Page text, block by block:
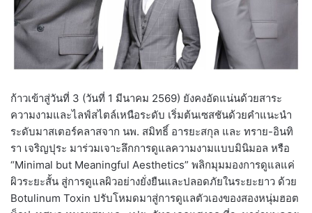
ก้าวเข้าสู่วันที่ 3 (วันที่ 1 มีนาคม 2569) ยังคงอัดแน่นด้วยสาระ
ความงามและไลฟ์สไตล์เหนือระดับ เริ่มต้นเซสชันด้วยคำแนะนำ
ระดับมาสเตอร์คลาสจาก นพ. สมิทธิ์ อารยะสกุล และ ทราย-อินทิ
รา เจริญปุระ มาร่วมเจาะลึกการดูแลความงามแบบมินิมอล หรือ
“Minimal but Meaningful Aesthetics” พลิกมุมมองการดูแลแค่
ผิวระยะสั้น สู่การดูแลผิวอย่างยั่งยืนและปลอดภัยในระยะยาว ด้วย
Botulinum Toxin ปรับโหมดมาสู่การดูแลตัวเองของสองหนุ่มฮอต